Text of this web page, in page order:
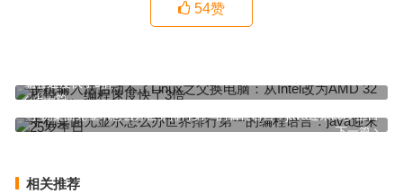
54赞
上一篇
编程速度快了3倍
下一篇
手机桌面无显示怎么办世界排行第一的编程语言：java迎来25岁生日
相关推荐